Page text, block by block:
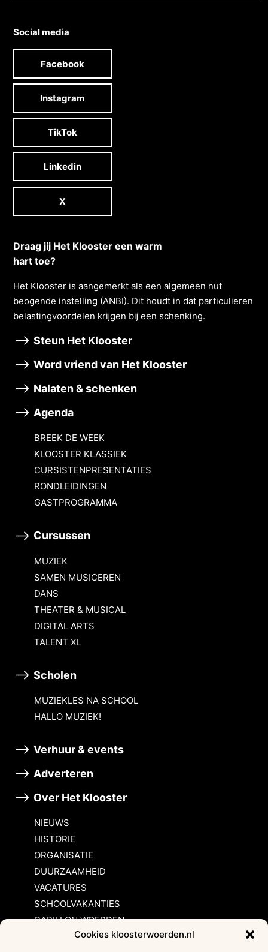
Cookies kloosterwoerden.nl
Social media
Facebook
Instagram
TikTok
Linkedin
X
Draag jij Het Klooster een warm
hart toe?
Het Klooster is aangemerkt als een algemeen nut
beogende instelling (ANBI). Dit houdt in dat particulieren
belastingvoordelen krĳgen bĳ een schenking.
Steun Het Klooster
Word vriend van Het Klooster
Nalaten & schenken
Agenda
BREEK DE WEEK
KLOOSTER KLASSIEK
CURSISTENPRESENTATIES
RONDLEIDINGEN
GASTPROGRAMMA
Cursussen
MUZIEK
SAMEN MUSICEREN
DANS
THEATER & MUSICAL
DIGITAL ARTS
TALENT XL
Scholen
MUZIEKLES NA SCHOOL
HALLO MUZIEK!
Verhuur & events
Adverteren
Over Het Klooster
NIEUWS
HISTORIE
ORGANISATIE
DUURZAAMHEID
VACATURES
SCHOOLVAKANTIES
CARILLON WOERDEN